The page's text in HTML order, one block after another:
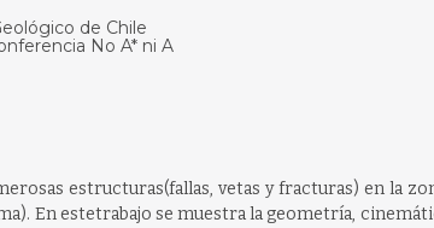
de Chile
No A* ni A
estructuras(fallas, vetas y fracturas) en la
En estetrabajo se muestra la geometría,